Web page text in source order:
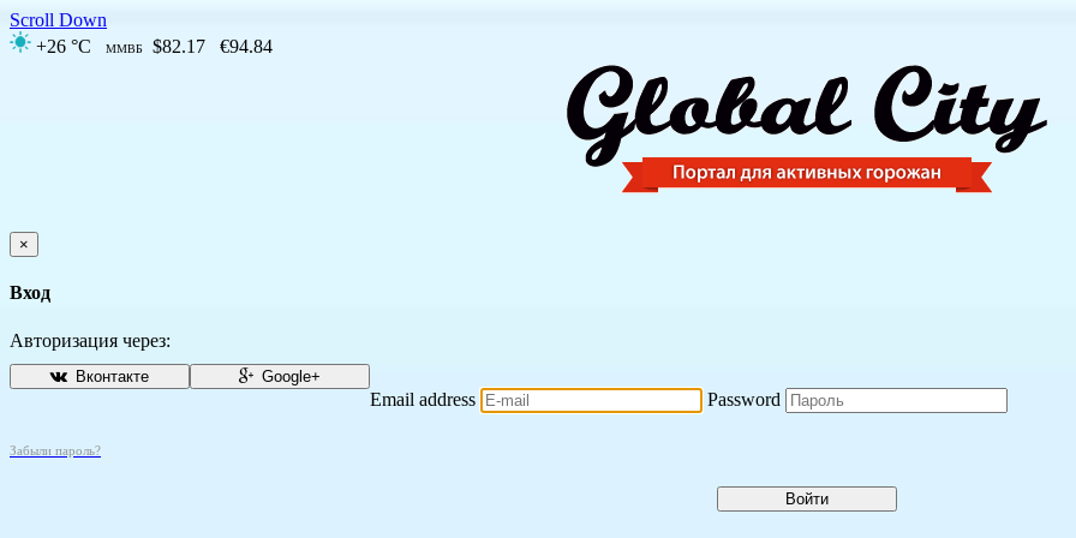
Scroll Down
+26 °C
ММВБ $82.17 €94.84
×
Вход
Авторизация через:
Вконтакте Google+
Email address Password
Забыли пароль?
Войти